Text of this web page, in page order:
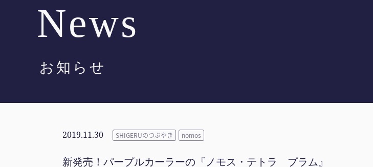
News
お知らせ
2019.11.30 SHIGERUのつぶやき nomos
新発売！パープルカーラーの『ノモス・テトラ プラム』